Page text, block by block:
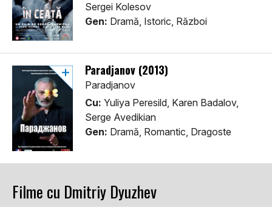
Sergei Kolesov
Gen: Dramă, Istoric, Război
Paradjanov (2013)
Paradjanov
Cu: Yuliya Peresild, Karen Badalov,
Serge Avedikian
Gen: Dramă, Romantic, Dragoste
Filme cu Dmitriy Dyuzhev